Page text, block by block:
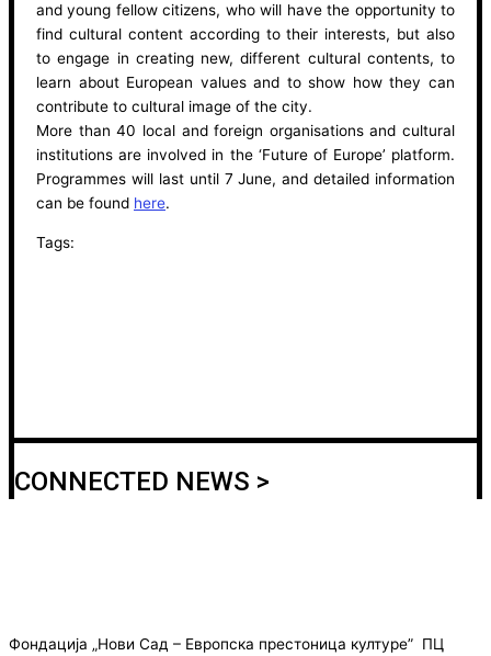
and young fellow citizens, who will have the opportunity to
find cultural content according to their interests, but also
to engage in creating new, different cultural contents, to
learn about European values ​​and to show how they can
contribute to cultural image of the city.
More than 40 local and foreign organisations and cultural
institutions are involved in the ‘Future of Europe’ platform.
Programmes will last until 7 June, and detailed information
can be found here.
Tags:
CONNECTED NEWS >
Фондација „Нови Сад – Европска престоница културе” ПЦ